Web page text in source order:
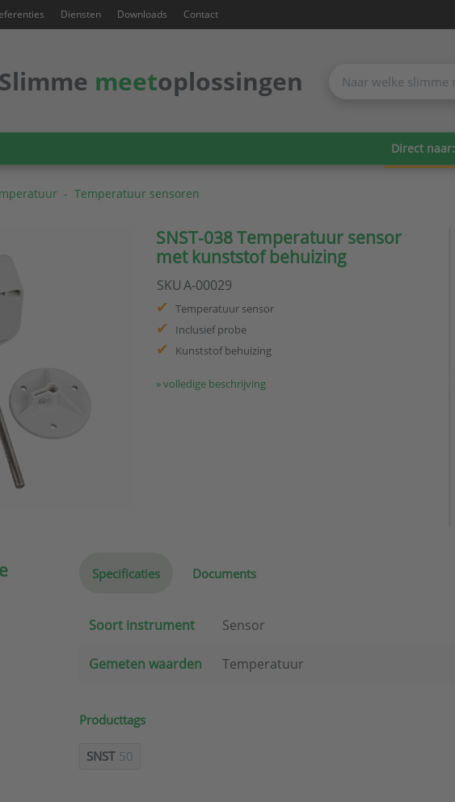
Diensten Downloads Contact
Slimme meetoplossingen
Direct naar:
Temperatuur sensoren
SNST-038 Temperatuur sensor
met kunststof behuizing
SKUA-00029
Temperatuur sensor
Inclusief probe
Kunststof behuizing
» volledige beschrijving
Specificaties Documents
Soort instrument Sensor
Gemeten waarden Temperatuur
Producttags
SNST 50